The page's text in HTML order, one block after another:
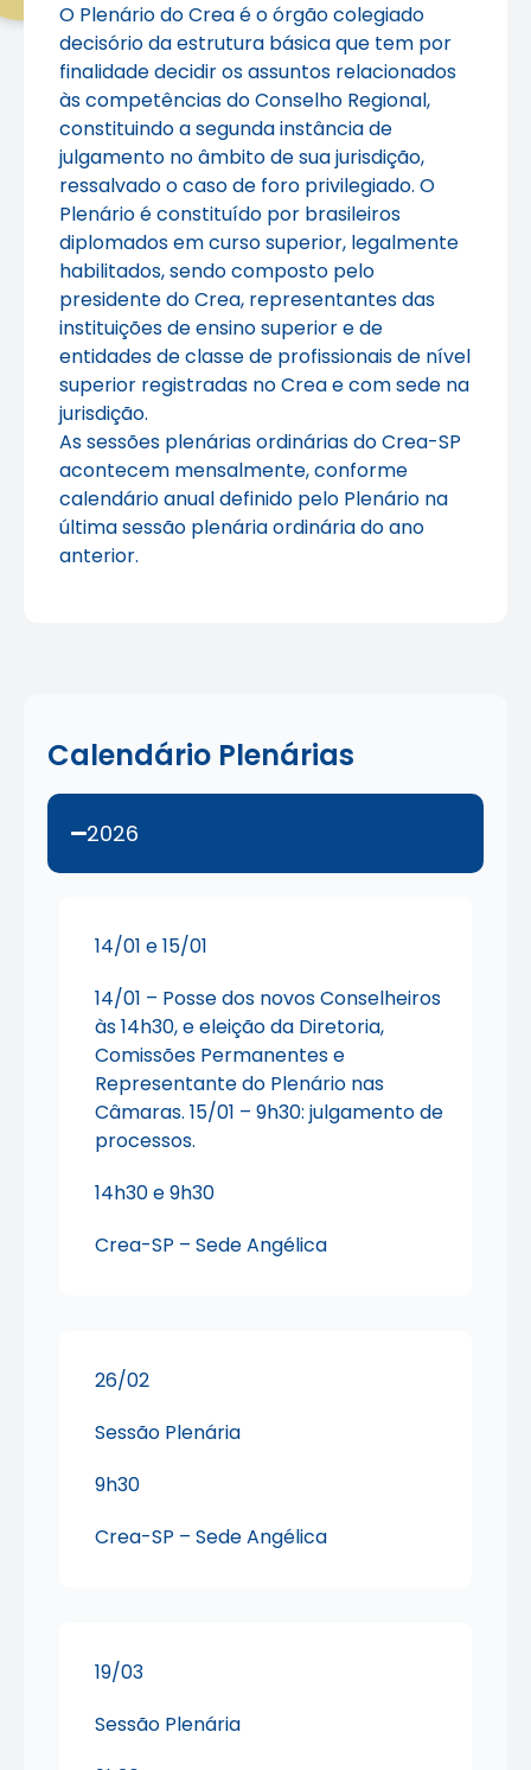
O Plenário do Crea é o órgão colegiado
decisório da estrutura básica que tem por
finalidade decidir os assuntos relacionados
às competências do Conselho Regional,
constituindo a segunda instância de
julgamento no âmbito de sua jurisdição,
ressalvado o caso de foro privilegiado. O
Plenário é constituído por brasileiros
diplomados em curso superior, legalmente
habilitados, sendo composto pelo
presidente do Crea, representantes das
instituições de ensino superior e de
entidades de classe de profissionais de nível
superior registradas no Crea e com sede na
jurisdição.
As sessões plenárias ordinárias do Crea-SP
acontecem mensalmente, conforme
calendário anual definido pelo Plenário na
última sessão plenária ordinária do ano
anterior.
Calendário Plenárias
2026
14/01 e 15/01
14/01 – Posse dos novos Conselheiros
às 14h30, e eleição da Diretoria,
Comissões Permanentes e
Representante do Plenário nas
Câmaras. 15/01 – 9h30: julgamento de
processos.
14h30 e 9h30
Crea-SP – Sede Angélica
26/02
Sessão Plenária
9h30
Crea-SP – Sede Angélica
19/03
Sessão Plenária